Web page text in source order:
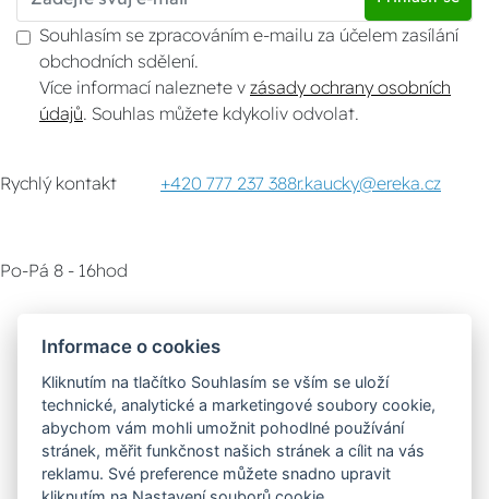
Souhlasím se zpracováním e-mailu za účelem zasílání
obchodních sdělení.
Více informací naleznete v zásady ochrany osobních
údajů . Souhlas můžete kdykoliv odvolat.
Rychlý kontakt +420 777 237 388r.kaucky@ereka.cz
Po-Pá 8 - 16hod
Poradna
Možnosti dopravy
Informace o cookies
Kliknutím na tlačítko Souhlasím se vším se uloží
technické, analytické a marketingové soubory cookie,
abychom vám mohli umožnit pohodlné používání
stránek, měřit funkčnost našich stránek a cílit na vás
reklamu. Své preference můžete snadno upravit